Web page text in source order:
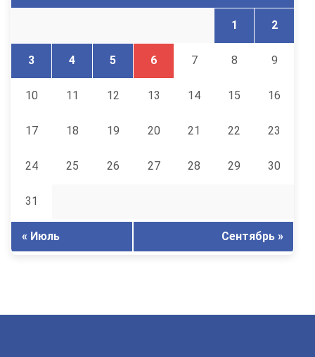
1 2
3 4 5 6 7 8 9
10 11 12 13 14 15 16
17 18 19 20 21 22 23
24 25 26 27 28 29 30
31
« Июль Сентябрь »